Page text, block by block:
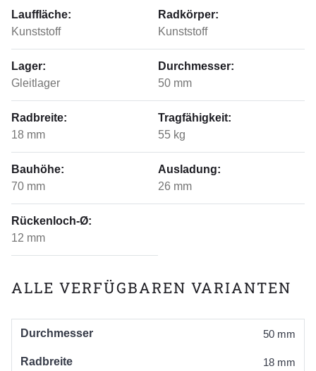
Lauffläche:
Kunststoff
Radkörper:
Kunststoff
Lager:
Gleitlager
Durchmesser:
50 mm
Radbreite:
18 mm
Tragfähigkeit:
55 kg
Bauhöhe:
70 mm
Ausladung:
26 mm
Rückenloch-Ø:
12 mm
ALLE VERFÜGBAREN VARIANTEN
Durchmesser 50 mm
Radbreite 18 mm